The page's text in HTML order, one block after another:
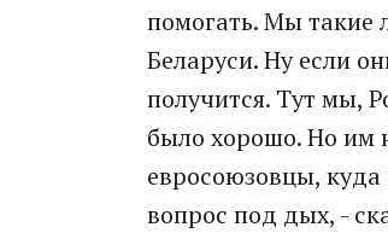
помогать. Мы
Беларуси. Ну если
получится. Тут мы,
было хорошо. Но им
евросоюзовцы, куда
вопрос под дых, -